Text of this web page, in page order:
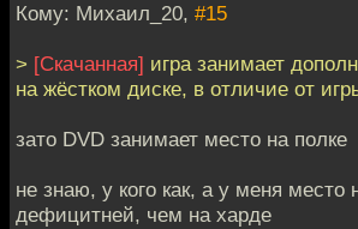
Кому: Михаил_20, #15
> [Скачанная] игра занимает
на жёстком диске, в отличие от
зато DVD занимает место на полке
не знаю, у кого как, а у меня место
дефицитней, чем на харде